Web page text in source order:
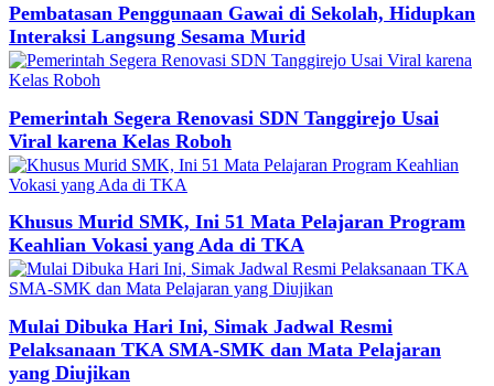
Pembatasan Penggunaan Gawai di Sekolah, Hidupkan
Interaksi Langsung Sesama Murid
Pemerintah Segera Renovasi SDN Tanggirejo Usai
Viral karena Kelas Roboh
Khusus Murid SMK, Ini 51 Mata Pelajaran Program
Keahlian Vokasi yang Ada di TKA
Mulai Dibuka Hari Ini, Simak Jadwal Resmi
Pelaksanaan TKA SMA-SMK dan Mata Pelajaran
yang Diujikan